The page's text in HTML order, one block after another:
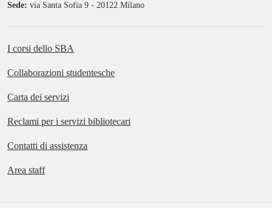
Sede: via Santa Sofia 9 - 20122 Milano
I corsi dello SBA
Collaborazioni studentesche
Carta dei servizi
Reclami per i servizi bibliotecari
Contatti di assistenza
Area staff